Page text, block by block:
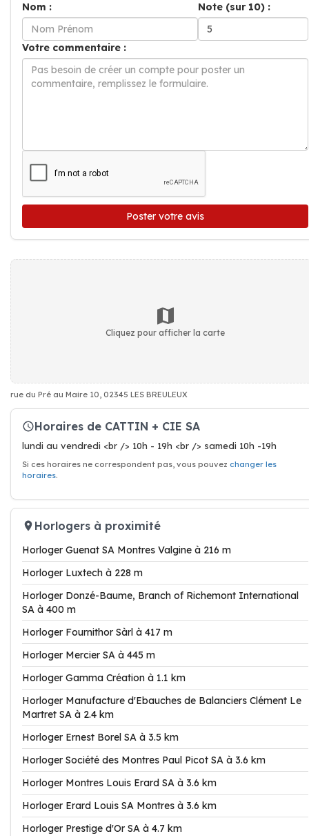
Nom :
Note (sur 10) :
Votre commentaire :
Poster votre avis
Cliquez pour afficher la carte
rue du Pré au Maire 10, 02345 LES BREULEUX
Horaires de CATTIN + CIE SA
lundi au vendredi <br /> 10h - 19h <br /> samedi 10h -19h
Si ces horaires ne correspondent pas, vous pouvez changer les
horaires.
Horlogers à proximité
Horloger Guenat SA Montres Valgine à 216 m
Horloger Luxtech à 228 m
Horloger Donzé-Baume, Branch of Richemont International
SA à 400 m
Horloger Fournithor Sàrl à 417 m
Horloger Mercier SA à 445 m
Horloger Gamma Création à 1.1 km
Horloger Manufacture d'Ebauches de Balanciers Clément Le
Martret SA à 2.4 km
Horloger Ernest Borel SA à 3.5 km
Horloger Société des Montres Paul Picot SA à 3.6 km
Horloger Montres Louis Erard SA à 3.6 km
Horloger Erard Louis SA Montres à 3.6 km
Horloger Prestige d'Or SA à 4.7 km